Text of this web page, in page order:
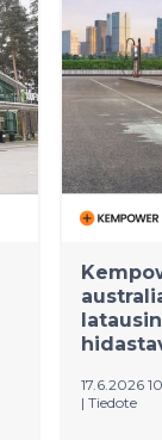
kasvussa.
17.6.2026
| Tiedote